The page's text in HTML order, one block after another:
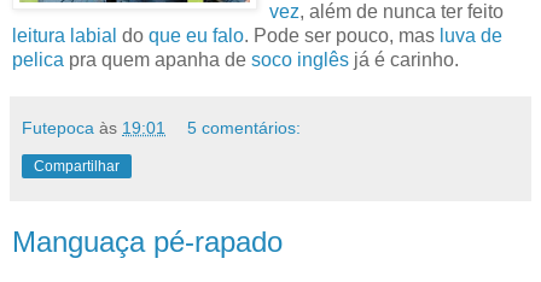
vez, além de nunca ter feito
leitura labial do que eu falo. Pode ser pouco, mas luva de
pelica pra quem apanha de soco inglês já é carinho.
Futepoca às 19:01 5 comentários:
Compartilhar
Manguaça pé-rapado